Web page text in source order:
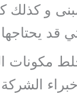
و كذلك
قد
مكونات
الشركة